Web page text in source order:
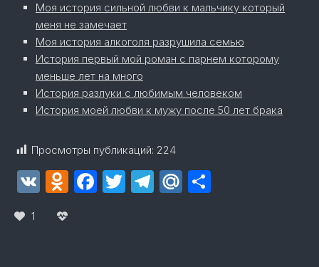
Моя история сильной любви к мальчику который
меня не замечает
Моя история алкоголя разрушила семью
История первый мой роман с парнем которому
меньше лет на много
История разлуки с любимым человеком
История моей любви к мужу после 50 лет брака
Просмотры публикаций: 224
VK Odnoklassniki
Facebook
Twitter
Telegram
Mail.Ru
1